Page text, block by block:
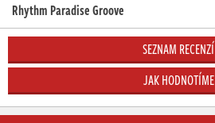
Rhythm Paradise Groove
SEZNAM RECENZÍ
JAK HODNOTÍME